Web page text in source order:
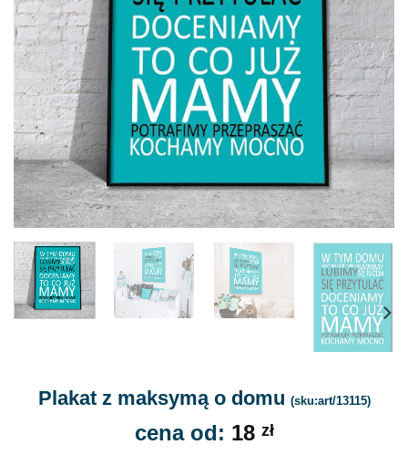
Plakat z maksymą o domu (sku:art/13115)
cena od: 18 zł